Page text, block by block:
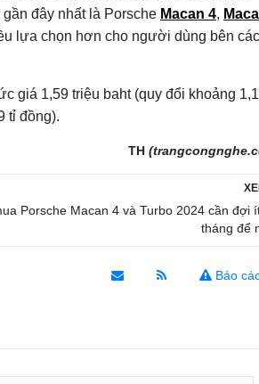
đây nhất là Porsche Macan 4,
lựa chọn hơn cho người dùng bên
giá 1,59 triệu baht (quy đổi khoảng
tỉ đồng).
TH
Porsche Macan 4 và Turbo 2024 cần đợi
tháng để
Báo